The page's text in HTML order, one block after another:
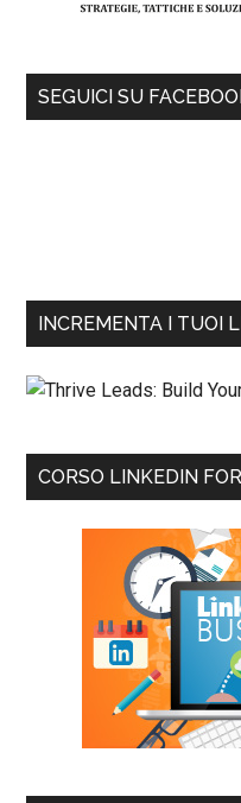
SEGUICI SU
INCREMENTA I TUOI
CORSO LINKEDIN